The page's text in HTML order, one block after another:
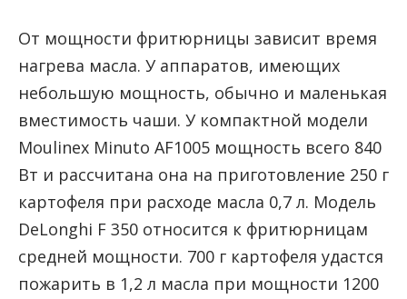
От мощности фритюрницы зависит время
нагрева масла. У аппаратов, имеющих
небольшую мощность, обычно и маленькая
вместимость чаши. У компактной модели
Moulinex Minuto AF1005 мощность всего 840
Вт и рассчитана она на приготовление 250 г
картофеля при расходе масла 0,7 л. Модель
DeLonghi F 350 относится к фритюрницам
средней мощности. 700 г картофеля удастся
пожарить в 1,2 л масла при мощности 1200